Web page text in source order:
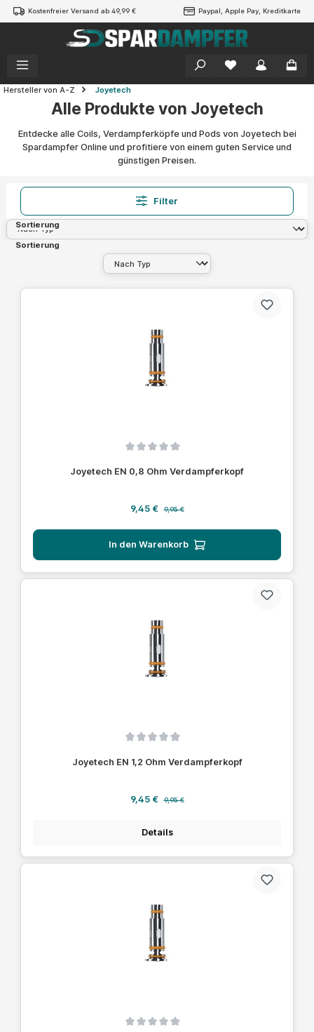
springen
Kostenfreier Versand ab 49,99 € Paypal, Apple Pay, Kreditkarte
Hersteller von A-Z Joyetech
Alle Produkte von Joyetech
Entdecke alle Coils, Verdampferköpfe und Pods von Joyetech bei
Spardampfer Online und profitiere von einem guten Service und
günstigen Preisen.
Filter
Sortierung
Sortierung
Joyetech EN 0,8 Ohm Verdampferkopf
Verkaufspreis:
9,45 € 9,95 €
In den Warenkorb
Joyetech EN 1,2 Ohm Verdampferkopf
Verkaufspreis:
9,45 € 9,95 €
Details